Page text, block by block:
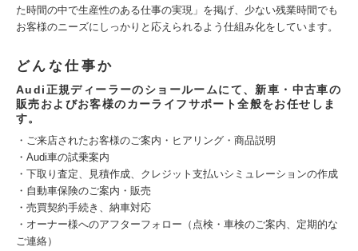
た時間の中で生産性のある仕事の実現」を掲げ、少ない残業時間でも
お客様のニーズにしっかりと応えられるよう仕組み化をしています。
どんな仕事か
Audi正規ディーラーのショールームにて、新車・中古車の
販売およびお客様のカーライフサポート全般をお任せしま
す。
・ご来店されたお客様のご案内・ヒアリング・商品説明
・Audi車の試乗案内
・下取り査定、見積作成、クレジット支払いシミュレーションの作成
・自動車保険のご案内・販売
・売買契約手続き、納車対応
・オーナー様へのアフターフォロー（点検・車検のご案内、定期的な
ご連絡）